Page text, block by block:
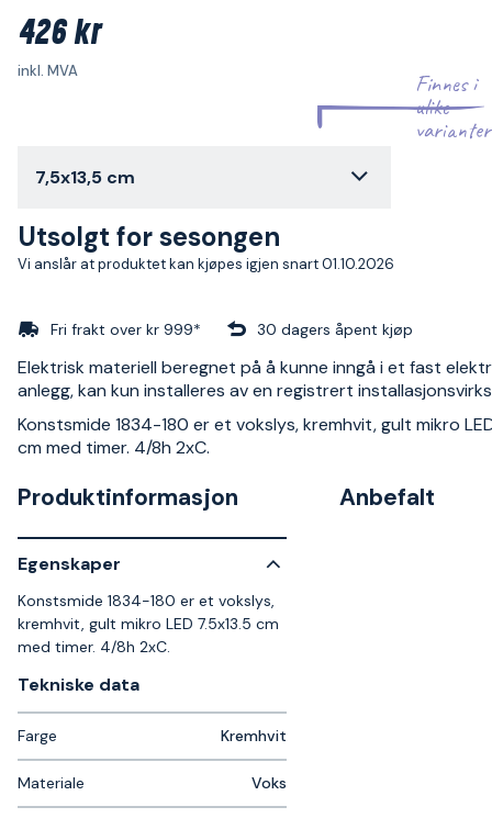
426 kr
inkl. MVA
Finnes i
ulike
varianter
7,5x13,5 cm
Utsolgt for sesongen
Vi anslår at produktet kan kjøpes igjen snart 01.10.2026
Fri frakt over kr 999* 30 dagers åpent kjøp
Elektrisk materiell beregnet på å kunne inngå i et fast
anlegg, kan kun installeres av en registrert
Konstsmide 1834-180 er et vokslys, kremhvit, gult mikro
cm med timer. 4/8h 2xC.
Produktinformasjon
Egenskaper
Konstsmide 1834-180 er et vokslys,
kremhvit, gult mikro LED 7.5x13.5 cm
med timer. 4/8h 2xC.
Tekniske data​
Farge Kremhvit
Materiale Voks
Anbefalt